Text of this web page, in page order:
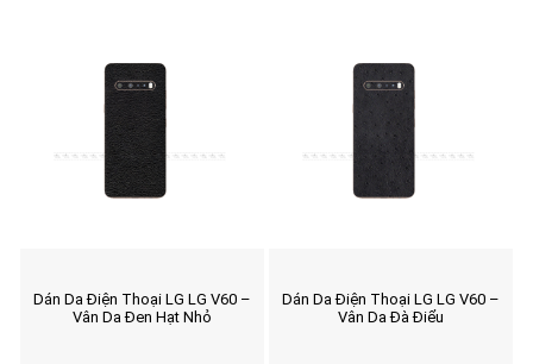
Dán Da Điện Thoại LG LG V60 –
Vân Da Đen Hạt Nhỏ
Dán Da Điện Thoại LG LG V60 –
Vân Da Đà Điểu